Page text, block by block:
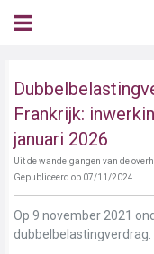
Frankrijk:
januari 2026
Uit de wandelgangen van de
Gepubliceerd op 07/11/2024
Op 9 november 2021
dubbelbelastingverdrag.